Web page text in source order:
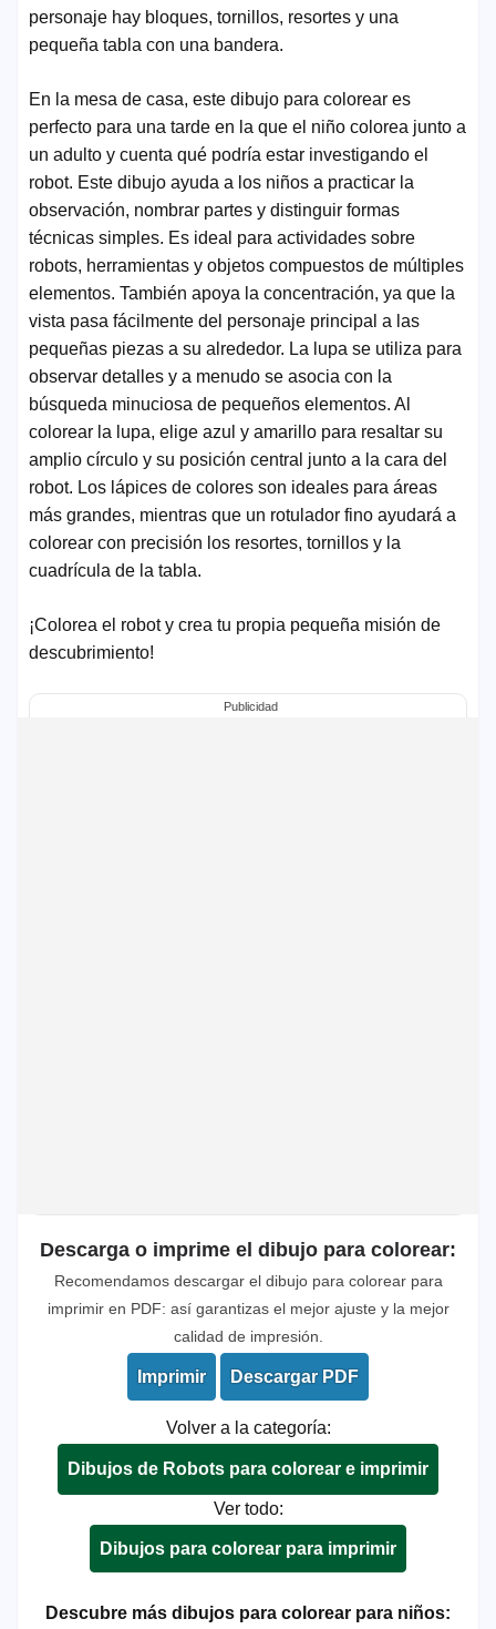
personaje hay bloques, tornillos, resortes y una
pequeña tabla con una bandera.
En la mesa de casa, este dibujo para colorear es
perfecto para una tarde en la que el niño colorea junto a
un adulto y cuenta qué podría estar investigando el
robot. Este dibujo ayuda a los niños a practicar la
observación, nombrar partes y distinguir formas
técnicas simples. Es ideal para actividades sobre
robots, herramientas y objetos compuestos de múltiples
elementos. También apoya la concentración, ya que la
vista pasa fácilmente del personaje principal a las
pequeñas piezas a su alrededor. La lupa se utiliza para
observar detalles y a menudo se asocia con la
búsqueda minuciosa de pequeños elementos. Al
colorear la lupa, elige azul y amarillo para resaltar su
amplio círculo y su posición central junto a la cara del
robot. Los lápices de colores son ideales para áreas
más grandes, mientras que un rotulador fino ayudará a
colorear con precisión los resortes, tornillos y la
cuadrícula de la tabla.
¡Colorea el robot y crea tu propia pequeña misión de
descubrimiento!
Publicidad
Descarga o imprime el dibujo para colorear:
Recomendamos descargar el dibujo para colorear para
imprimir en PDF: así garantizas el mejor ajuste y la mejor
calidad de impresión.
Imprimir Descargar PDF
Volver a la categoría:
Dibujos de Robots para colorear e imprimir
Ver todo:
Dibujos para colorear para imprimir
Descubre más dibujos para colorear para niños: